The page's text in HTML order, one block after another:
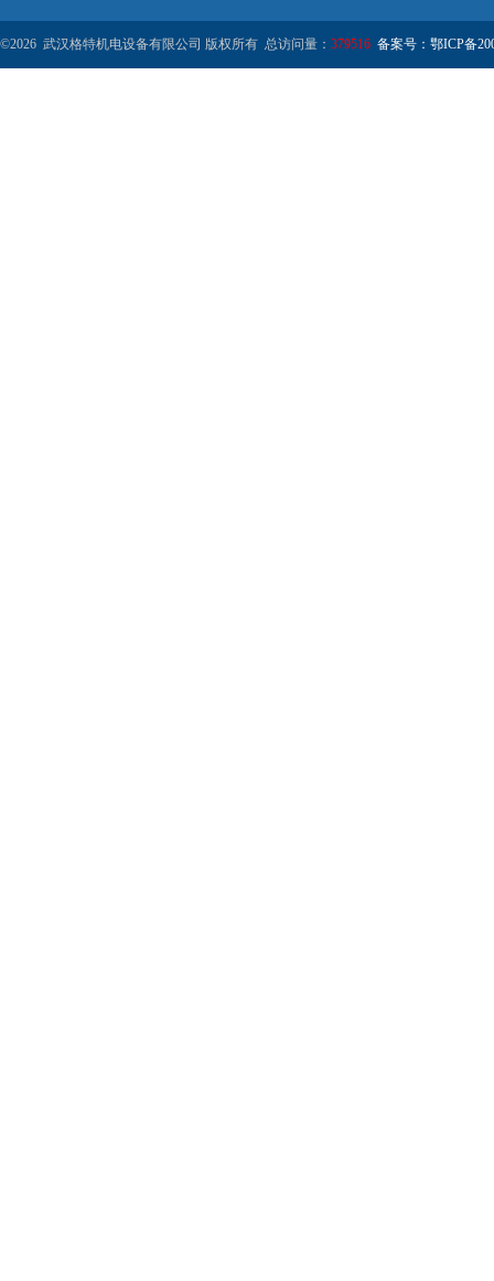
©2026 武汉格特机电设备有限公司 版权所有 总访问量： 379516 备案号：鄂ICP备